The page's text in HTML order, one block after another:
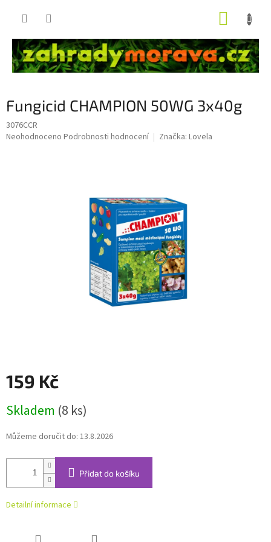
Fungicid CHAMPION 50WG 3x40g
3076CCR
Průměrné
Neohodnoceno Podrobnosti hodnocení Značka: Lovela
159 Kč
cena:
Skladem (8 ks)
Můžeme doručit do: 13.8.2026
Přidat do košíku
Detailní informace